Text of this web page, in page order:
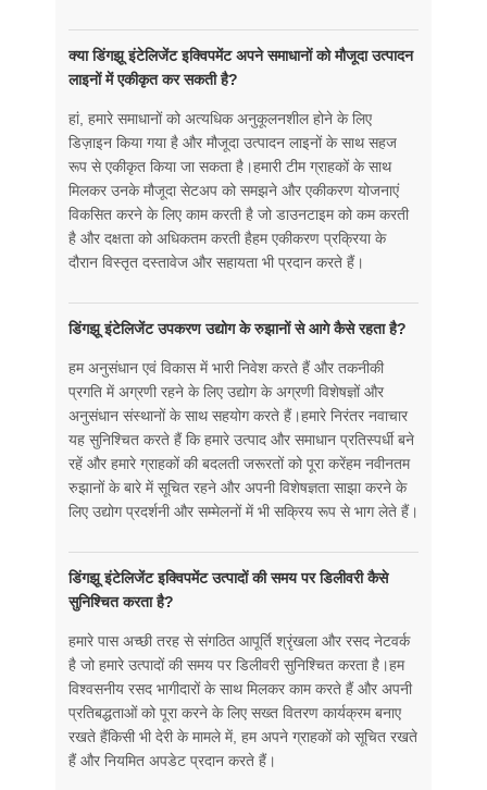
क्या डिंगझू इंटेलिजेंट इक्विपमेंट अपने समाधानों को मौजूदा उत्पादन
लाइनों में एकीकृत कर सकती है?
हां, हमारे समाधानों को अत्यधिक अनुकूलनशील होने के लिए
डिज़ाइन किया गया है और मौजूदा उत्पादन लाइनों के साथ सहज
रूप से एकीकृत किया जा सकता है।हमारी टीम ग्राहकों के साथ
मिलकर उनके मौजूदा सेटअप को समझने और एकीकरण योजनाएं
विकसित करने के लिए काम करती है जो डाउनटाइम को कम करती
है और दक्षता को अधिकतम करती हैहम एकीकरण प्रक्रिया के
दौरान विस्तृत दस्तावेज और सहायता भी प्रदान करते हैं।
डिंगझू इंटेलिजेंट उपकरण उद्योग के रुझानों से आगे कैसे रहता है?
हम अनुसंधान एवं विकास में भारी निवेश करते हैं और तकनीकी
प्रगति में अग्रणी रहने के लिए उद्योग के अग्रणी विशेषज्ञों और
अनुसंधान संस्थानों के साथ सहयोग करते हैं।हमारे निरंतर नवाचार
यह सुनिश्चित करते हैं कि हमारे उत्पाद और समाधान प्रतिस्पर्धी बने
रहें और हमारे ग्राहकों की बदलती जरूरतों को पूरा करेंहम नवीनतम
रुझानों के बारे में सूचित रहने और अपनी विशेषज्ञता साझा करने के
लिए उद्योग प्रदर्शनी और सम्मेलनों में भी सक्रिय रूप से भाग लेते हैं।
डिंगझू इंटेलिजेंट इक्विपमेंट उत्पादों की समय पर डिलीवरी कैसे
सुनिश्चित करता है?
हमारे पास अच्छी तरह से संगठित आपूर्ति श्रृंखला और रसद नेटवर्क
है जो हमारे उत्पादों की समय पर डिलीवरी सुनिश्चित करता है।हम
विश्वसनीय रसद भागीदारों के साथ मिलकर काम करते हैं और अपनी
प्रतिबद्धताओं को पूरा करने के लिए सख्त वितरण कार्यक्रम बनाए
रखते हैंकिसी भी देरी के मामले में, हम अपने ग्राहकों को सूचित रखते
हैं और नियमित अपडेट प्रदान करते हैं।